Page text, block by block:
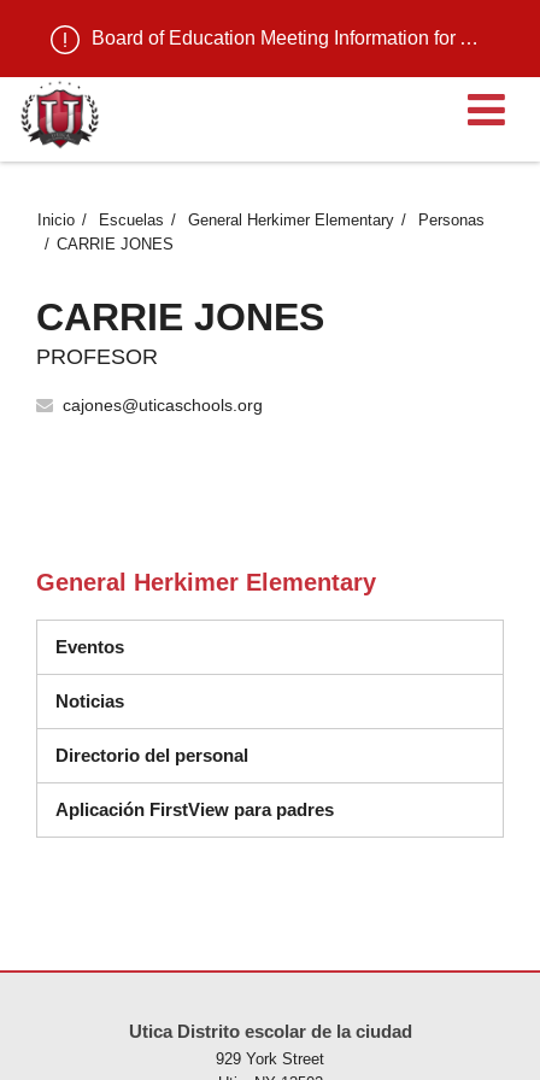
Board of Education Meeting Information for August 11, 2026
Inicio Escuelas General Herkimer Elementary
Personas
CARRIE JONES
CARRIE JONES
PROFESOR
cajones@uticaschools.org
General Herkimer Elementary
Eventos
Noticias
Directorio del personal
Aplicación FirstView para padres
Utica Distrito escolar de la ciudad
929 York Street